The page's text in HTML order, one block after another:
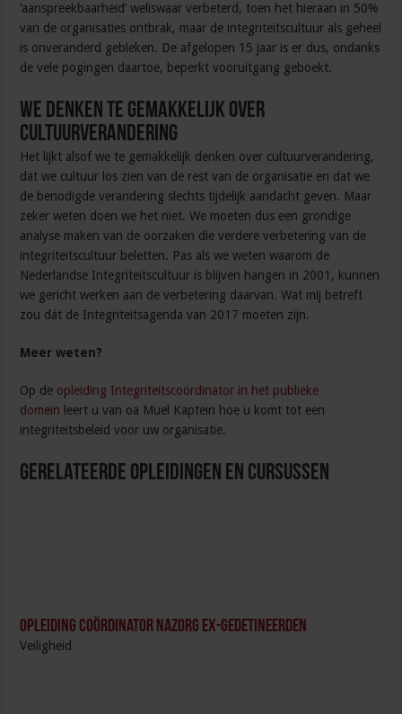
‘aanspreekbaarheid’ weliswaar verbeterd, toen het hieraan in 50%
van de organisaties ontbrak, maar de integriteitscultuur als geheel
is onveranderd gebleken. De afgelopen 15 jaar is er dus, ondanks
de vele pogingen daartoe, beperkt vooruitgang geboekt.
We denken te gemakkelijk over
cultuurverandering
Het lijkt alsof we te gemakkelijk denken over cultuurverandering,
dat we cultuur los zien van de rest van de organisatie en dat we
de benodigde verandering slechts tijdelijk aandacht geven. Maar
zeker weten doen we het niet. We moeten dus een grondige
analyse maken van de oorzaken die verdere verbetering van de
integriteitscultuur beletten. Pas als we weten waarom de
Nederlandse Integriteitscultuur is blijven hangen in 2001, kunnen
we gericht werken aan de verbetering daarvan. Wat mij betreft
zou dát de Integriteitsagenda van 2017 moeten zijn.
Meer weten?
Op de opleiding Integriteitscoördinator in het publieke
domein leert u van oa Muel Kaptein hoe u komt tot een
integriteitsbeleid voor uw organisatie.
Gerelateerde Opleidingen en Cursussen
Opleiding Coördinator nazorg ex-gedetineerden
Veiligheid